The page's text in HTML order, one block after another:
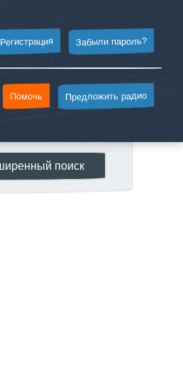
Забыли пароль?
Регистрация
Предложить радио
Помочь